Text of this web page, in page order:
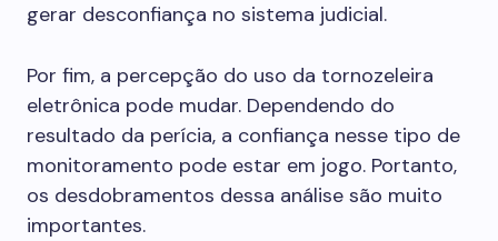
gerar desconfiança no sistema judicial.
Por fim, a percepção do uso da tornozeleira
eletrônica pode mudar. Dependendo do
resultado da perícia, a confiança nesse tipo de
monitoramento pode estar em jogo. Portanto,
os desdobramentos dessa análise são muito
importantes.